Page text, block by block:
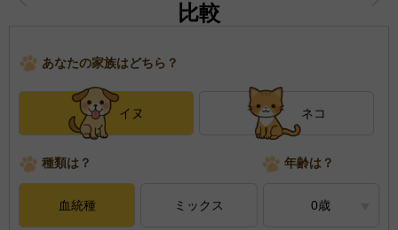
比較
あなたの家族はどちら？
イヌ ネコ
種類は？ 年齢は？
血統種 ミックス 0歳